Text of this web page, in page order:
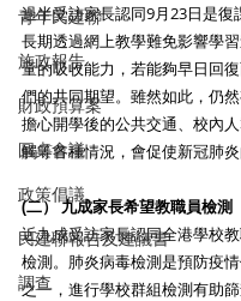
青年民建聯
施政報告
財政預算案
圓桌會議
政策倡議
民建聯報告及建議書
調查
過半受訪家長認同9月23日是復
長期透過網上教學難免影響學
童的吸收能力，若能夠早日回
們的共同期望。雖然如此，仍
擔心開學後的公共交通、校內
觸等各種情況，會促使新冠肺炎
(二） 九成家長希望教職員檢測
近九成受訪家長認同全港學校
檢測。肺炎病毒檢測是預防疫
之一，進行學校群組檢測有助